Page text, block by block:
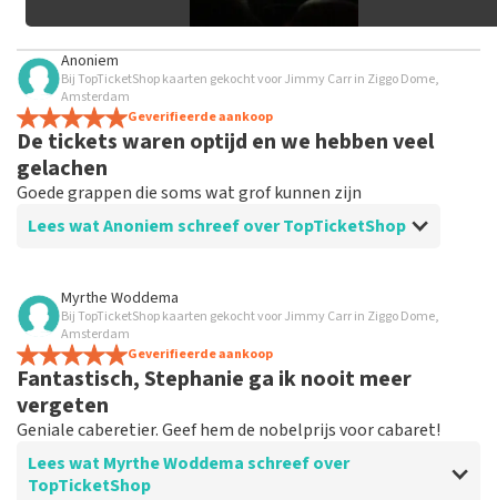
Anoniem
Bij TopTicketShop kaarten gekocht voor Jimmy Carr in Ziggo Dome,
Amsterdam
Geverifieerde aankoop
De tickets waren optijd en we hebben veel
gelachen
Goede grappen die soms wat grof kunnen zijn
Lees wat Anoniem schreef over TopTicketShop
Beoordeling van Anoniem over
Toppie
Toppie
Myrthe Woddema
Bij TopTicketShop kaarten gekocht voor Jimmy Carr in Ziggo Dome,
Amsterdam
Geverifieerde aankoop
Fantastisch, Stephanie ga ik nooit meer
vergeten
Geniale caberetier. Geef hem de nobelprijs voor cabaret!
Lees wat Myrthe Woddema schreef over
TopTicketShop